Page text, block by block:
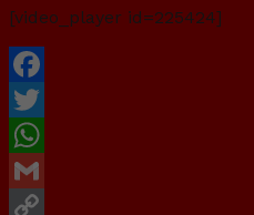
[video_player id=225424]
Facebook
Twitter
WhatsApp
Gmail